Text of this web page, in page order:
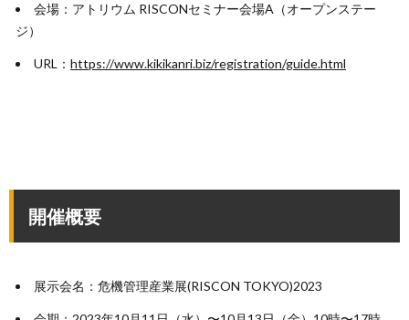
会場：アトリウム RISCONセミナー会場A（オープンステー
ジ）
URL： https://www.kikikanri.biz/registration/guide.html
開催概要
展示会名：危機管理産業展(RISCON TOKYO)2023